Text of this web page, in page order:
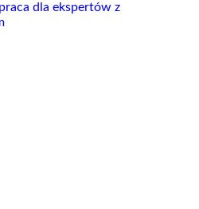
dla ekspertów z